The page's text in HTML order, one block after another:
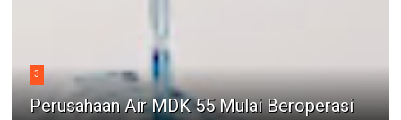
3
Perusahaan Air MDK 55 Mulai Beroperasi